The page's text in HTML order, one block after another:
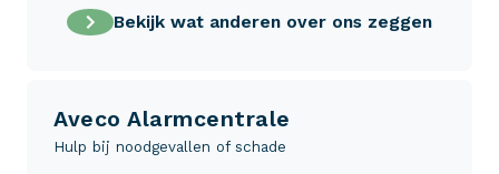
Bekijk wat anderen over ons zeggen
Aveco Alarmcentrale
Hulp bij noodgevallen of schade